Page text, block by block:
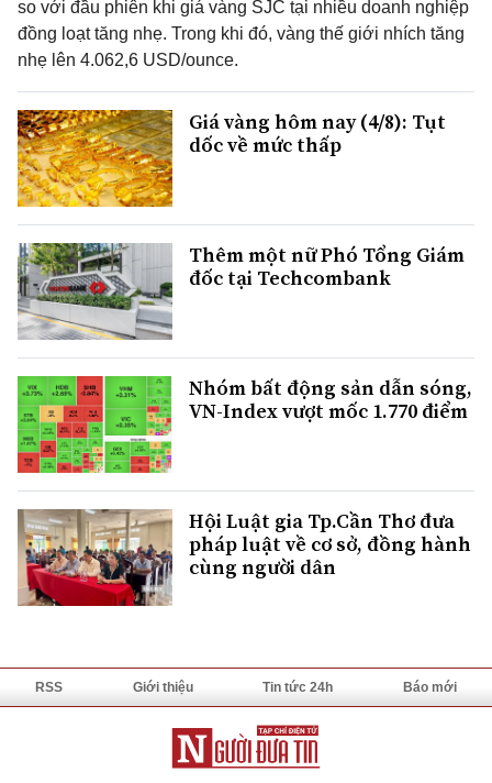
so với đầu phiên khi giá vàng SJC tại nhiều doanh nghiệp
đồng loạt tăng nhẹ. Trong khi đó, vàng thế giới nhích tăng
nhẹ lên 4.062,6 USD/ounce.
Giá vàng hôm nay (4/8): Tụt
dốc về mức thấp
Thêm một nữ Phó Tổng Giám
đốc tại Techcombank
Nhóm bất động sản dẫn sóng,
VN-Index vượt mốc 1.770 điểm
Hội Luật gia Tp.Cần Thơ đưa
pháp luật về cơ sở, đồng hành
cùng người dân
RSS Giới thiệu Tin tức 24h Báo mới